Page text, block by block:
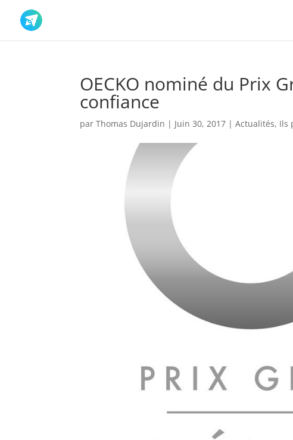
OECKO nominé du Prix
confiance
parThomas Dujardin | Juin 30, 2017 |Actualités, Ils